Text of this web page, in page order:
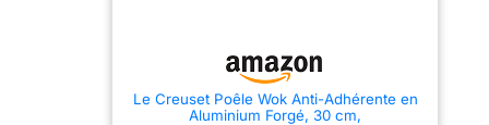
Le Creuset Poêle Wok Anti-Adhérente en
Aluminium Forgé, 30 cm,